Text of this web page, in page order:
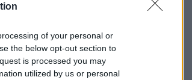
of your personal or
the below opt-out section to
is processed you may
utilized by us or personal